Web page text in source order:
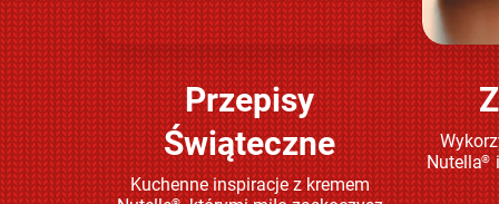
Sprawdź
Przepisy
Świąteczne
Kuchenne inspiracje z kremem
Nutella®i